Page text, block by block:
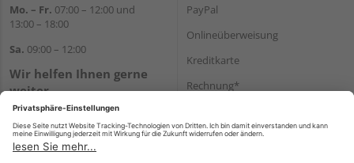
Mo. – Fr. 07:00 – 12:00 und
13:00 – 18:00
Sa. 09:00 – 12:00
Wir helfen Ihnen gerne
weiter
Tel.:+49 8122 14197
E-Mail:vertrieb@holz-liebl.de
PayPal
Onlineüberweisung
Kreditkarte
Rechnung*
Versand